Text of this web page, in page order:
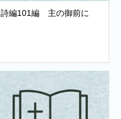
詩編101編 主の御前に